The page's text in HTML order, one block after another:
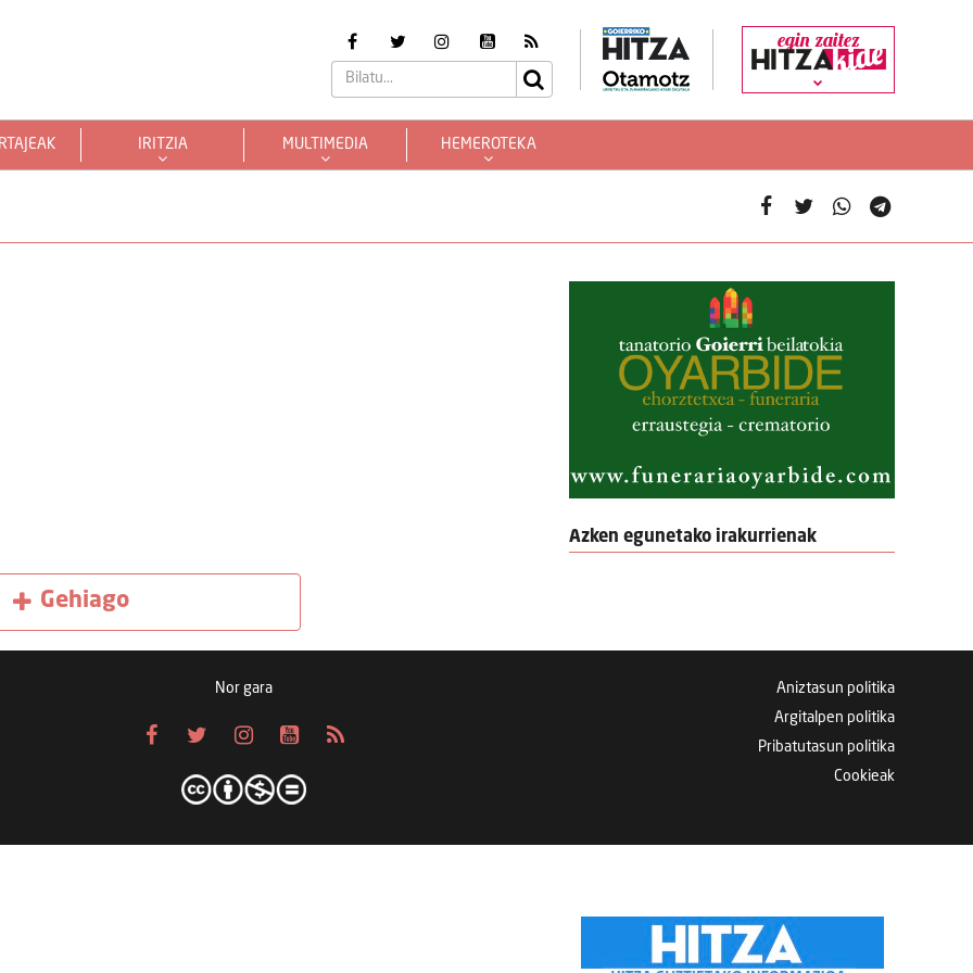
egin zaitez
IRITZIA MULTIMEDIA HEMEROTEKA
Gehiago
Azken egunetako irakurrienak
Nor gara
Aniztasun politika
Argitalpen politika
Pribatutasun politika
Cookieak